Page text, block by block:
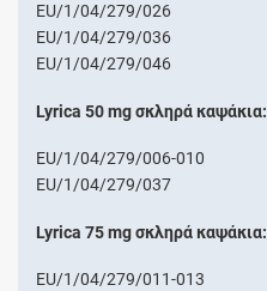
EU/1/04/279/026
EU/1/04/279/036
EU/1/04/279/046
Lyrica 50 mg σκληρά καψάκια:
EU/1/04/279/006-010
EU/1/04/279/037
Lyrica 75 mg σκληρά καψάκια:
EU/1/04/279/011-013